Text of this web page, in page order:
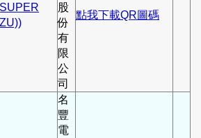
股
份
有
限
公
司
點我下載QR圖碼
名
豐
電